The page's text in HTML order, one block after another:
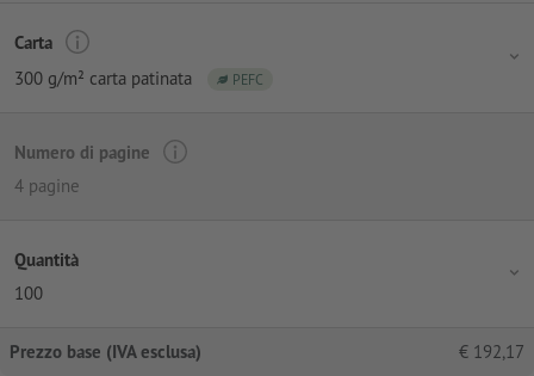
Carta
300 g/m² carta patinata
PEFC
Numero di pagine
4 pagine
Quantità
100
Prezzo base (IVA esclusa) € 192,17